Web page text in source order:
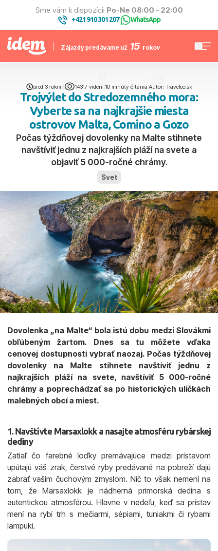
Sme vám k dispozícii Po-Ne 08:00 - 22:00
+421 910 301 207| WhatsApp
Zájazdy predávame už 15 rokov
pred 3 rokmi 14317 videní| 10 minúty čítania Autor: Travelco.sk
Trojvýlet do Stredozemného mora:
Vyberte sa na najkrajšie miesta
ostrovov Malta, Comino a Gozo
Počas týždňovej dovolenky na Malte stihnete
navštíviť jednu z najkrajších pláží na svete a
objaviť 5 000-ročné chrámy.
Svet
Dovolenka „na Malte“ bola istú dobu medzi Slovákmi
obľúbeným žartom. Dnes sa tu môžete vďaka
cenovej dostupnosti vybrať naozaj. Počas týždňovej
dovolenky na Malte stihnete navštíviť jednu z
najkrajších pláží na svete, navštíviť 5 000-ročné
chrámy a poprechádzať sa po historických uličkách
malebných obcí a miest.
1. Navštívte Marsaxlokk a nasajte atmosféru rybárskej
dediny
Zatiaľ čo farebné loďky premávajúce medzi prístavom
upútajú váš zrak, čerstvé ryby predávané na pobreží dajú
zabrať vašim čuchovým zmyslom. Nič to však nemení na
tom, že Marsaxlokk je nádherná prímorská dedina s
autentickou atmosférou. Hlavne v nedeľu, keď sa prístav
mení na rybí trh s mečiarmi, sépiami, tuniakmi či rybami
lampuki.